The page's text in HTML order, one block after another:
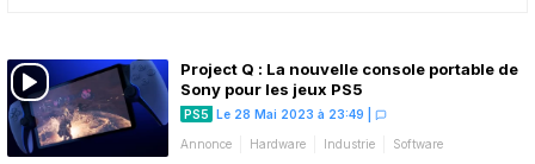
Project Q : La nouvelle console portable de
Sony pour les jeux PS5
PS5 Le 28 Mai 2023 à 23:49
Annonce Hardware Industrie Software